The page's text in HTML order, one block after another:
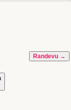
Randevu →